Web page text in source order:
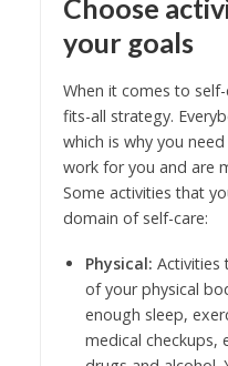
Choose
your goals
When it comes to
fits-all strategy.
which is why you
work for you and are
Some activities that
domain of self-care:
Physical: Activities
of your physical
enough sleep,
medical checkups,